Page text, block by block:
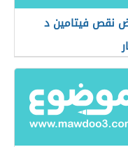
نقص فيتامين د